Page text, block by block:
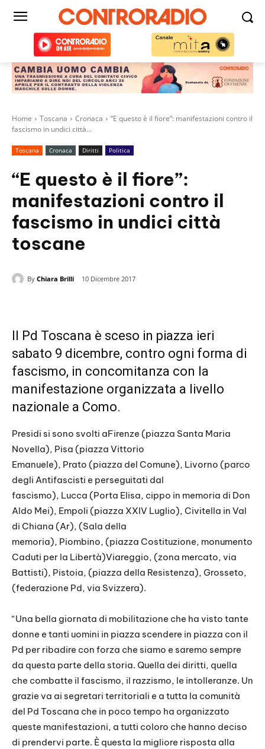
Home Toscana Cronaca
“E questo è il fiore”: manifestazioni contro il
fascismo in undici città...
Toscana Cronaca Diritti Politica
“E questo è il fiore”:
manifestazioni contro il
fascismo in undici città
toscane
By Chiara Brilli 10 Dicembre 2017
Il Pd Toscana è sceso in piazza ieri
sabato 9 dicembre, contro ogni forma di
fascismo, in concomitanza con la
manifestazione organizzata a livello
nazionale a Como.
Presidi si sono svolti aFirenze (piazza Santa Maria
Novella), Pisa (piazza Vittorio
Emanuele), Prato (piazza del Comune), Livorno (parco
degli Antifascisti e perseguitati dal
fascismo), Lucca (Porta Elisa, cippo in memoria di Don
Aldo Mei), Empoli (piazza XXIV Luglio), Civitella in Val
di Chiana (Ar), (Sala della
memoria), Piombino, (piazza Costituzione, monumento
Caduti per la Libertà)Viareggio, (zona mercato, via
Battisti), Pistoia, (piazza della Resistenza), Grosseto,
(federazione Pd, via Svizzera).
“Una bella giornata di mobilitazione che ha visto tante
donne e tanti uomini in piazza scendere in piazza con il
Pd per ribadire con forza che siamo e saremo sempre
da questa parte della storia. Quella dei diritti, quella
che combatte il fascismo, il razzismo, le intolleranze. Un
grazie va ai segretari territoriali e a tutta la comunità
del Pd Toscana che in poco tempo ha organizzato
queste manifestazioni, a tutti coloro che hanno deciso
di prendervi parte. È questa la migliore risposta alla